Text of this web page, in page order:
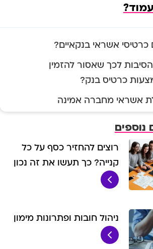
אשראי בנקאיים?
לכך שאסור להזמין
כרטיס בנק?
אשראי מחברה אמינה
רוצים להחזיר כסף על כל
קנייה? כך תעשו את זה נכון
ניהול חובות ופתרונות מימון